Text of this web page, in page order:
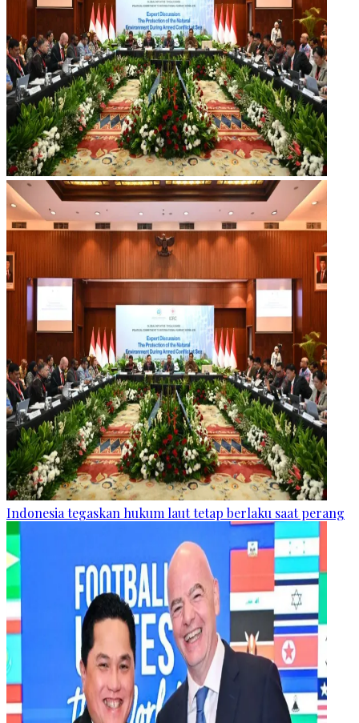
Indonesia tegaskan hukum laut tetap berlaku saat perang